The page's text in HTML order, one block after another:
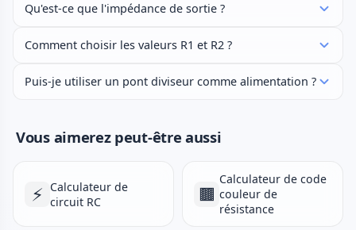
Qu'est-ce que l'impédance de sortie ?
Comment choisir les valeurs R1 et R2 ?
Puis-je utiliser un pont diviseur comme alimentation ?
Vous aimerez peut-être aussi
⚡ Calculateur de
circuit RC
🟫
Calculateur de code
couleur de
résistance